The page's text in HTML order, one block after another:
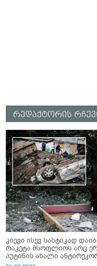
რედაქტორის
კიევი ისევ სასტიკად
რაკეტა მსოფლიოს არც
პუტინის ახალი